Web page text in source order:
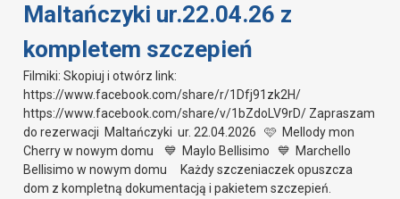
Maltańczyki ur.22.04.26 z
kompletem szczepień
Filmiki: Skopiuj i otwórz link:
https://www.facebook.com/share/r/1Dfj91zk2H/
https://www.facebook.com/share/v/1bZdoLV9rD/ Zapraszam
do rezerwacji Maltańczyki ur. 22.04.2026 🩷 Mellody mon
Cherry w nowym domu 💙 Maylo Bellisimo 💙 Marchello
Bellisimo w nowym domu Każdy szczeniaczek opuszcza
dom z kompletną dokumentacją i pakietem szczepień.